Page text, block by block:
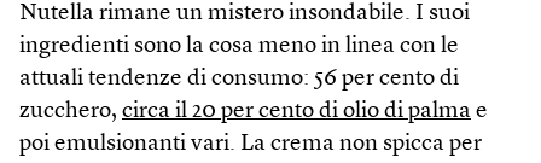
Nutella rimane un mistero insondabile. I suoi
ingredienti sono la cosa meno in linea con le
attuali tendenze di consumo: 56 per cento di
zucchero, circa il 20 per cento di olio di palma e
poi emulsionanti vari. La crema non spicca per